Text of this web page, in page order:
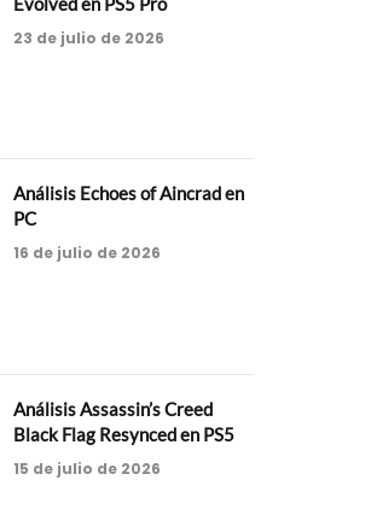
23 de julio de 2026
Análisis Echoes of Aincrad en
PC
16 de julio de 2026
Análisis Assassin’s Creed
Black Flag Resynced en PS5
15 de julio de 2026